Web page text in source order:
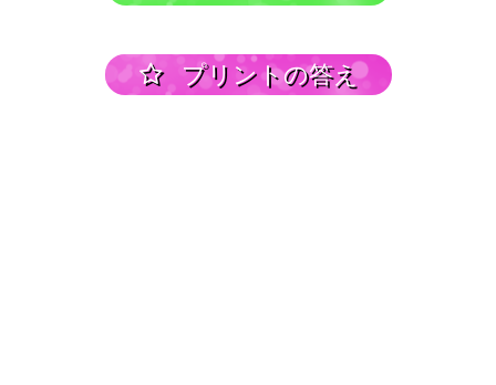
プリントの答え